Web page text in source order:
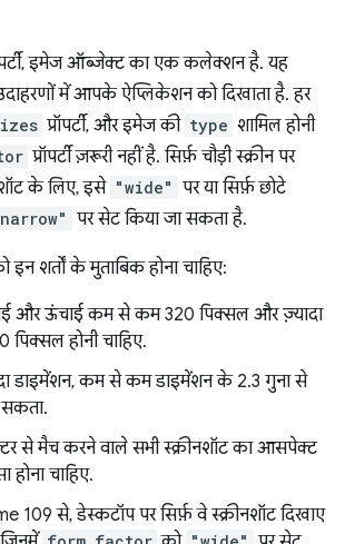
इमेज ऑब्जेक्ट का एक कलेक्शन है. यह
में आपके ऐप्लिकेशन को दिखाता है. हर
प्रॉपर्टी, और इमेज की type शामिल होनी
प्रॉपर्टी ज़रूरी नहीं है. सिर्फ़ चौड़ी स्क्रीन पर
के लिए, इसे "wide" पर या सिर्फ़ छोटे
पर सेट किया जा सकता है.
शर्तों के मुताबिक होना चाहिए:
और ऊंचाई कम से कम 320 पिक्सल और ज़्यादा
पिक्सल होनी चाहिए.
डाइमेंशन, कम से कम डाइमेंशन के 2.3 गुना से
सकता.
से मैच करने वाले सभी स्क्रीनशॉट का आसपेक्ट
होना चाहिए.
109 से, डेस्कटॉप पर सिर्फ़ वे स्क्रीनशॉट दिखाए